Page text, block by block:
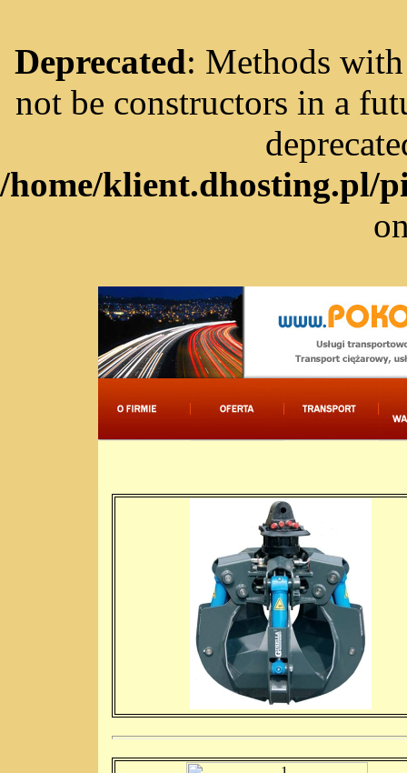
Deprecated: Methods
not be constructors in a
/home/klient.dhosting.pl/